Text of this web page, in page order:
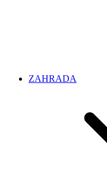
ZAHRADA